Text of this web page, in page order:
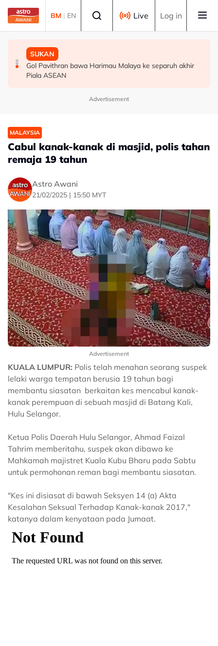
Skip to main content
BM | EN Live Log in
MALAYSIA
Berita tempatan pilihan sepanjang hari ini
MALAYSIA
Bapa lemas cuba selamatkan anak jatuh kolam ikan
SUKAN
Gol Pavithran bawa Harimau Malaya ke separuh akhir
Piala ASEAN
Advertisement
MALAYSIA
Cabul kanak-kanak di masjid, polis tahan
remaja 19 tahun
Astro Awani
21/02/2025 | 15:50 MYT
Advertisement
KUALA LUMPUR: Polis telah menahan seorang suspek
lelaki warga tempatan berusia 19 tahun bagi
membantu siasatan berkaitan kes mencabul kanak-
kanak perempuan di sebuah masjid di Batang Kali,
Hulu Selangor.
Ketua Polis Daerah Hulu Selangor, Ahmad Faizal
Tahrim memberitahu, suspek akan dibawa ke
Mahkamah majistret Kuala Kubu Bharu pada Sabtu
untuk permohonan reman bagi membantu siasatan.
"Kes ini disiasat di bawah Seksyen 14 (a) Akta
Kesalahan Seksual Terhadap Kanak-kanak 2017,"
katanya dalam kenyataan pada Jumaat.